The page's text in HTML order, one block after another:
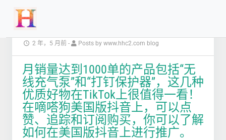
2 年，5 月前 - Posts by www.hhc2.com blog
月销量达到1000单的产品包括“无
线充气泵”和“打钉保护器”，这几种
优质好物在TikTok上很值得一看！
在嘀嗒狗美国版抖音上，可以点
赞、追踪和订阅购买，你可以了解
如何在美国版抖音上进行推广。